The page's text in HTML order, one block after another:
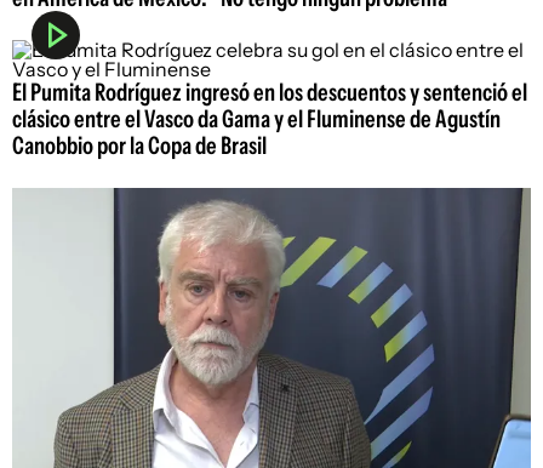
El Pumita Rodríguez ingresó en los descuentos y sentenció el
clásico entre el Vasco da Gama y el Fluminense de Agustín
Canobbio por la Copa de Brasil